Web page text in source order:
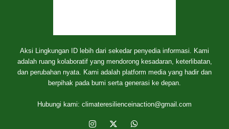
Aksi Lingkungan ID lebih dari sekedar penyedia informasi. Kami
adalah ruang kolaboratif yang mendorong kesadaran, keterlibatan,
dan perubahan nyata. Kami adalah platform media yang hadir dan
berpihak pada bumi serta generasi ke depan.
Hubungi kami: climateresilienceinaction@gmail.com